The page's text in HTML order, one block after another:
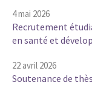
4 mai 2026
Recrutement
en santé et
22 avril 2026
Soutenance de